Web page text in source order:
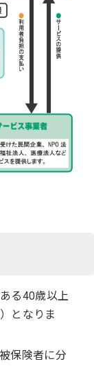
る40歳以上
となりま
保険者に分